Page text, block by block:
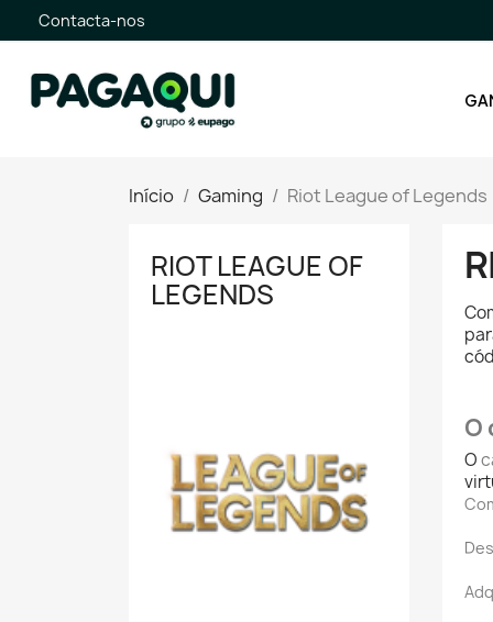
Contacta-nos
Início Gaming Riot League of Legends
RIOT LEAGUE OF
LEGENDS
O
O